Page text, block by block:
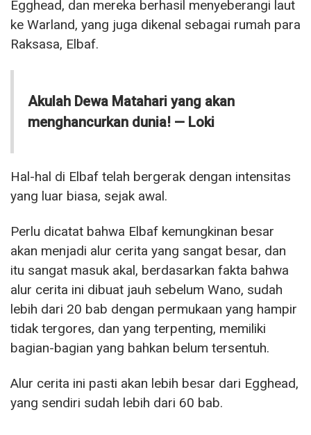
Egghead, dan mereka berhasil menyeberangi laut
ke Warland, yang juga dikenal sebagai rumah para
Raksasa, Elbaf.
Akulah Dewa Matahari yang akan
menghancurkan dunia! — Loki
Hal-hal di Elbaf telah bergerak dengan intensitas
yang luar biasa, sejak awal.
Perlu dicatat bahwa Elbaf kemungkinan besar
akan menjadi alur cerita yang sangat besar, dan
itu sangat masuk akal, berdasarkan fakta bahwa
alur cerita ini dibuat jauh sebelum Wano, sudah
lebih dari 20 bab dengan permukaan yang hampir
tidak tergores, dan yang terpenting, memiliki
bagian-bagian yang bahkan belum tersentuh.
Alur cerita ini pasti akan lebih besar dari Egghead,
yang sendiri sudah lebih dari 60 bab.